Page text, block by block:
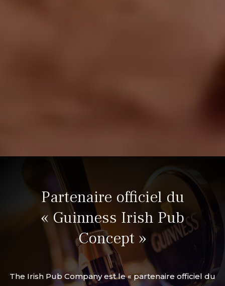
Partenaire officiel du
« Guinness Irish Pub
Concept »
The Irish Pub Company est le « partenaire officiel du